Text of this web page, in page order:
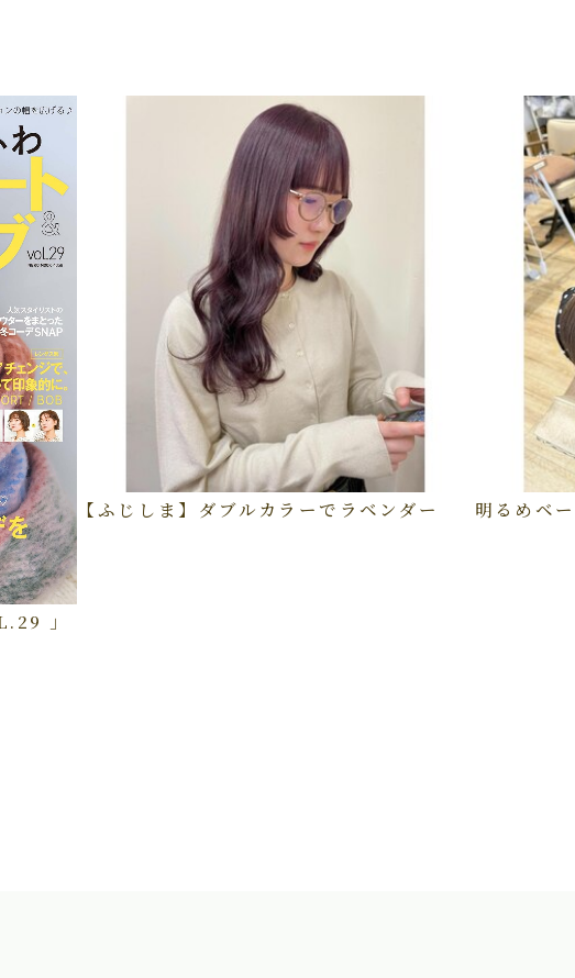
」
【ふじしま】ダブルカラーでラベンダー 明るめベ